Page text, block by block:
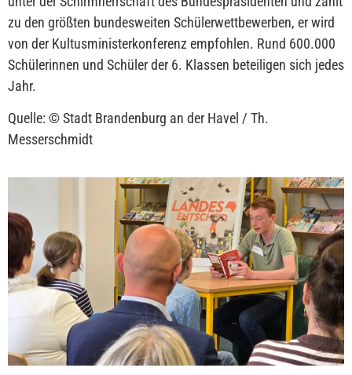
zu den größten bundesweiten Schülerwettbewerben, er wird
von der Kultusministerkonferenz empfohlen. Rund 600.000
Schülerinnen und Schüler der 6. Klassen beteiligen sich jedes
Jahr.
Quelle: © Stadt Brandenburg an der Havel / Th.
Messerschmidt